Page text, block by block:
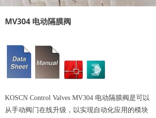
新闻资讯
MV304 电动隔膜阀
KOSCN Control Valves MV304 电动隔膜阀是可以
从手动阀门在线升级，以实现自动化应用的模块